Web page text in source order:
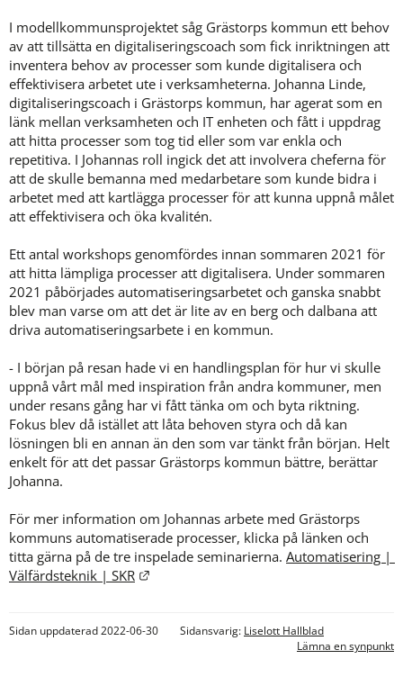
I modellkommunsprojektet såg Grästorps kommun ett behov
av att tillsätta en digitaliseringscoach som fick inriktningen att
inventera behov av processer som kunde digitalisera och
effektivisera arbetet ute i verksamheterna. Johanna Linde,
digitaliseringscoach i Grästorps kommun, har agerat som en
länk mellan verksamheten och IT enheten och fått i uppdrag
att hitta processer som tog tid eller som var enkla och
repetitiva. I Johannas roll ingick det att involvera cheferna för
att de skulle bemanna med medarbetare som kunde bidra i
arbetet med att kartlägga processer för att kunna uppnå målet
att effektivisera och öka kvalitén.
Ett antal workshops genomfördes innan sommaren 2021 för
att hitta lämpliga processer att digitalisera. Under sommaren
2021 påbörjades automatiseringsarbetet och ganska snabbt
blev man varse om att det är lite av en berg och dalbana att
driva automatiseringsarbete i en kommun.
- I början på resan hade vi en handlingsplan för hur vi skulle
uppnå vårt mål med inspiration från andra kommuner, men
under resans gång har vi fått tänka om och byta riktning.
Fokus blev då istället att låta behoven styra och då kan
lösningen bli en annan än den som var tänkt från början. Helt
enkelt för att det passar Grästorps kommun bättre, berättar
Johanna.
För mer information om Johannas arbete med Grästorps
kommuns automatiserade processer, klicka på länken och
titta gärna på de tre inspelade seminarierna. Automatisering |
Välfärdsteknik | SKR
Länk till annan webbplats.
Sidan uppdaterad 2022-06-30 Sidansvarig: Liselott Hallblad
Lämna en synpunkt